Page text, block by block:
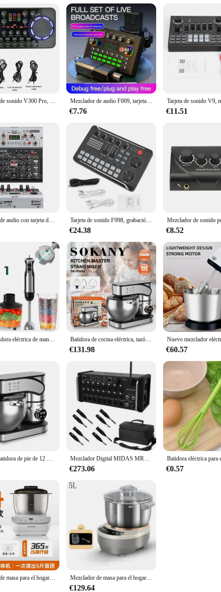
Its high-quality components and robust construction are designed to
conditions. With its extensive range of features and compatibility with
a budding DJ, this mixer is a testament to the power of sound and the art of
Mezclador de sonido V300 Pro, compatible con Bluetooth, entrada de Audio, dispositivo de DJ, efecto Digital, reducción de ruido, grabación USB para cantar Mezclador de audio F009, tarjeta de sonido en vivo y interfaz de audio con efectos de mezclador de DJ y cambiador de voz, equipo de estudio de producción de podcast
€7.76 €11.51
Mezclador de audio con tarjeta de sonido de grabación profesional DG05 con Bluetooth 5,0, 24 bits 192k para estudio, transmisión móvil, actuaciones en vivo Tarjeta de sonido F998, grabación de estudio profesional Compatible con Bluetooth para teléfono, PC, consola mezcladora de Audio, amplificador, mezclador de música en vivo
€24.38 €8.52
Wancle-batidora eléctrica de mano 5 en 1, potente batidora de cocina para huevos, picadora de carne, procesador de alimentos, 1000W Batidora de cocina eléctrica, tazón de acero inoxidable con gancho para masa, batidora y licuadora, batidora de alimentos para hornear, pasteles y cocinar
€131.98 €60.57
Houselin Batidora de pie de 12 L, batidora de alimentos eléctrica de cocina con cabezal inclinable de 2000 W con batidor, gancho para masa, látigo de alambre, argent Mezclador Digital MIDAS MR18, descuento en ventas, en stock
€273.06 €0.57
Mezclador de masa para el hogar, pequeño, totalmente automático, amasado de masa, fermentación, máquina de chef integrada, mezcla de masa Mezclador de masa para el hogar, máquina amasadora de masa, pequeña máquina de chef totalmente automática de acero inoxidable, mezclador de masa
€129.64